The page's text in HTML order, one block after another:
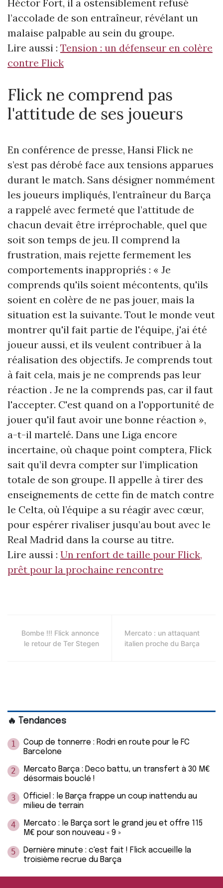
Héctor Fort, il a ostensiblement refusé
l’accolade de son entraîneur, révélant un
malaise palpable au sein du groupe.
Lire aussi : Tension : un défenseur en colère
contre Flick
Flick ne comprend pas
l'attitude de ses joueurs
En conférence de presse, Hansi Flick ne
s’est pas dérobé face aux tensions apparues
durant le match. Sans désigner nommément
les joueurs impliqués, l’entraîneur du Barça
a rappelé avec fermeté que l’attitude de
chacun devait être irréprochable, quel que
soit son temps de jeu. Il comprend la
frustration, mais rejette fermement les
comportements inappropriés : « Je
comprends qu'ils soient mécontents, qu'ils
soient en colère de ne pas jouer, mais la
situation est la suivante. Tout le monde veut
montrer qu'il fait partie de l'équipe, j'ai été
joueur aussi, et ils veulent contribuer à la
réalisation des objectifs. Je comprends tout
à fait cela, mais je ne comprends pas leur
réaction . Je ne la comprends pas, car il faut
l'accepter. C'est quand on a l'opportunité de
jouer qu'il faut avoir une bonne réaction »,
a-t-il martelé. Dans une Liga encore
incertaine, où chaque point comptera, Flick
sait qu’il devra compter sur l’implication
totale de son groupe. Il appelle à tirer des
enseignements de cette fin de match contre
le Celta, où l’équipe a su réagir avec cœur,
pour espérer rivaliser jusqu’au bout avec le
Real Madrid dans la course au titre.
Lire aussi : Un renfort de taille pour Flick,
prêt pour la prochaine rencontre
Bombe !!! Flick annonce
le retour de Ter Stegen
Mercato : un attaquant
italien proche du Barça
🔥 Tendances
1
Coup de tonnerre : Rodri en route pour le FC
Barcelone
2
Mercato Barça : Deco battu, un transfert à 30 M€
désormais bouclé !
3
Officiel : le Barça frappe un coup inattendu au
milieu de terrain
4
Mercato : le Barça sort le grand jeu et offre 115
M€ pour son nouveau « 9 »
5
Dernière minute : c'est fait ! Flick accueille la
troisième recrue du Barça